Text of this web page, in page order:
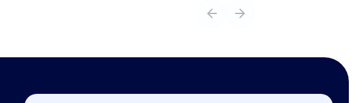
arrow_back arrow_forward